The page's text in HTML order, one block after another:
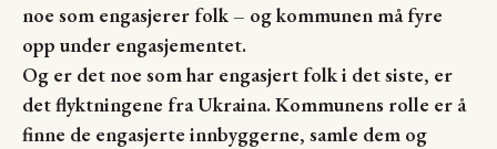
noe som engasjerer folk – og kommunen må fyre
opp under engasjementet.
Og er det noe som har engasjert folk i det siste, er
det flyktningene fra Ukraina. Kommunens rolle er å
finne de engasjerte innbyggerne, samle dem og